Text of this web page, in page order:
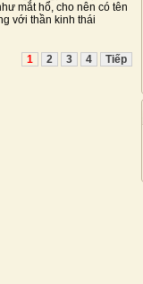
mắt hổ, cho nên có tên
với thần kinh thái
1 2 3 4 Tiếp